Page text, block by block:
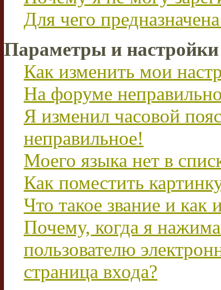
Для чего
Параметры и настройки
Как изменить мои
На форуме
Я изменил часовой
неправильное!
Моего языка нет в
Как поместить
Что такое звание и как
Почему, когда я
пользователю
страница входа?